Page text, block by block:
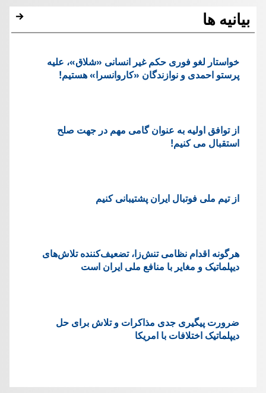
بیانیه ها
خواستار لغو فوری حکم غیر انسانی «شلاق»، علیه
پرستو احمدی و نوازندگان «کاروانسرا» هستیم!
از توافق اولیه به عنوان گامی مهم در جهت صلح
استقبال می کنیم!
از تیم ملی فوتبال ایران پشتیبانی کنیم
هرگونه اقدام نظامی تنش‌زا، تضعیف‌کننده تلاش‌های
دیپلماتیک و مغایر با منافع ملی ایران است
ضرورت پیگیری جدی مذاکرات و تلاش برای حل
دیپلماتیک اختلافات با امریکا